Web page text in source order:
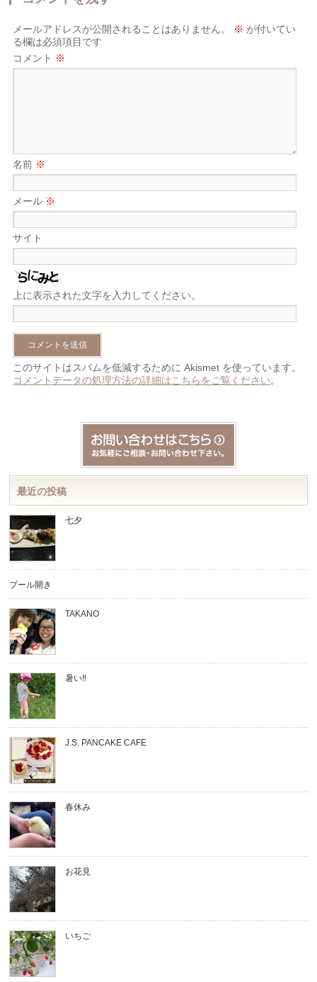
メールアドレスが公開されることはありません。 ※ が付いてい
る欄は必須項目です
コメント ※
名前 ※
メール ※
サイト
上に表示された文字を入力してください。
このサイトはスパムを低減するために Akismet を使っています。
コメントデータの処理方法の詳細はこちらをご覧ください。
最近の投稿
七夕
プール開き
TAKANO
暑い‼︎
J.S. PANCAKE CAFE
春休み
お花見
いちご